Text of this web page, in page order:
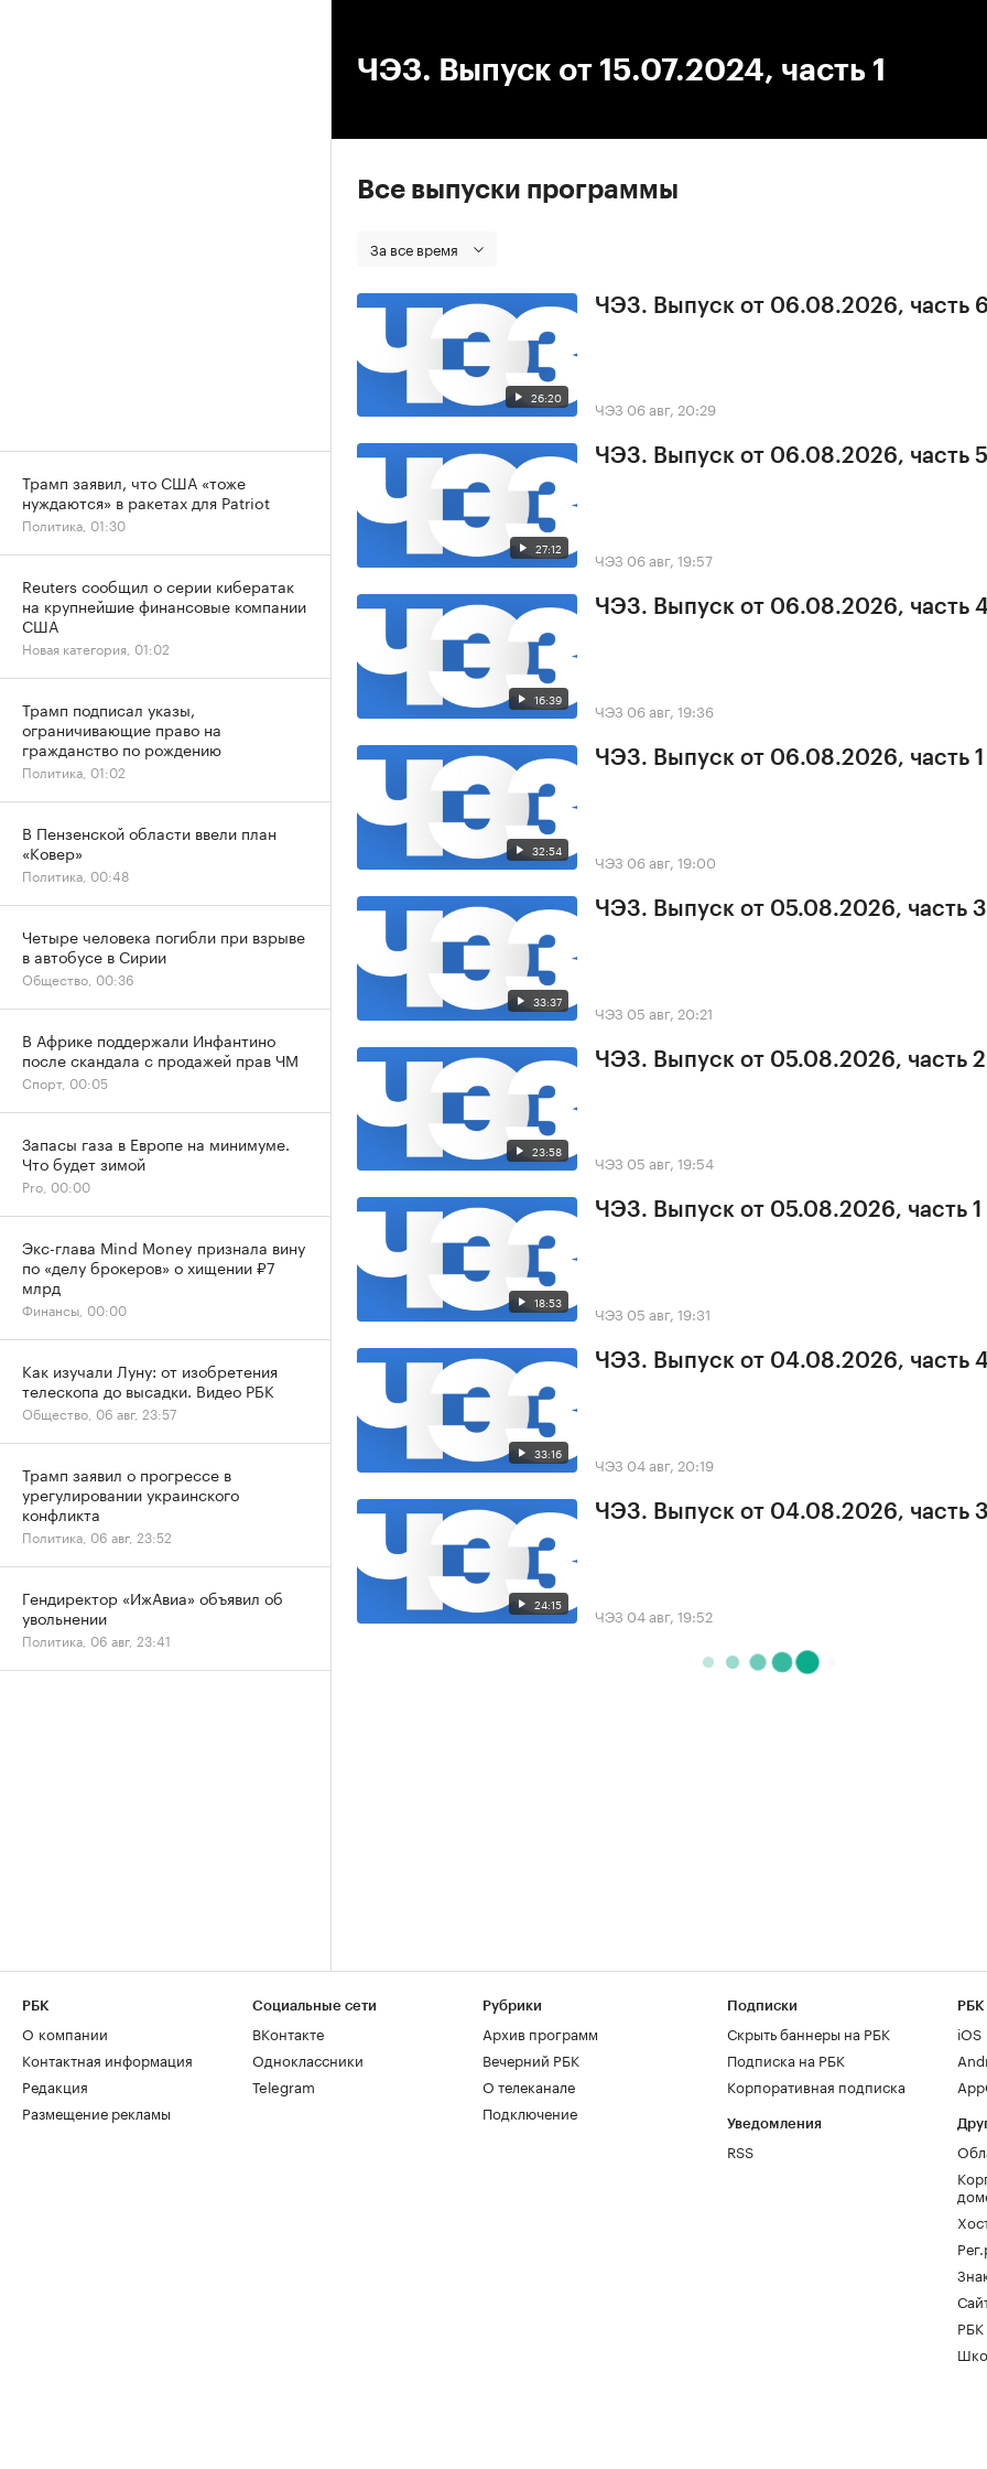
ЧЭЗ. Выпуск от 15.07.2024, часть 1
Все выпуски программы
За все время
26:20
ЧЭЗ. Выпуск от 06.08.2026, часть
ЧЭЗ 06 авг, 20:29
27:12
ЧЭЗ. Выпуск от 06.08.2026, часть 5
ЧЭЗ 06 авг, 19:57
16:39
ЧЭЗ. Выпуск от 06.08.2026, часть
ЧЭЗ 06 авг, 19:36
32:54
ЧЭЗ. Выпуск от 06.08.2026, часть 1
ЧЭЗ 06 авг, 19:00
33:37
ЧЭЗ. Выпуск от 05.08.2026, часть 3
ЧЭЗ 05 авг, 20:21
23:58
ЧЭЗ. Выпуск от 05.08.2026, часть 2
ЧЭЗ 05 авг, 19:54
18:53
ЧЭЗ. Выпуск от 05.08.2026, часть 1
ЧЭЗ 05 авг, 19:31
33:16
ЧЭЗ. Выпуск от 04.08.2026, часть
ЧЭЗ 04 авг, 20:19
24:15
ЧЭЗ. Выпуск от 04.08.2026, часть
ЧЭЗ 04 авг, 19:52
Трамп заявил, что США «тоже
нуждаются» в ракетах для Patriot
Политика, 01:30
Reuters сообщил о серии кибератак
на крупнейшие финансовые компании
США
Новая категория, 01:02
Трамп подписал указы,
ограничивающие право на
гражданство по рождению
Политика, 01:02
В Пензенской области ввели план
«Ковер»
Политика, 00:48
Четыре человека погибли при взрыве
в автобусе в Сирии
Общество, 00:36
В Африке поддержали Инфантино
после скандала с продажей прав ЧМ
Спорт, 00:05
Запасы газа в Европе на минимуме.
Что будет зимой
Pro, 00:00
Экс-глава Mind Money признала вину
по «делу брокеров» о хищении ₽7
млрд
Финансы, 00:00
Как изучали Луну: от изобретения
телескопа до высадки. Видео РБК
Общество, 06 авг, 23:57
Трамп заявил о прогрессе в
урегулировании украинского
конфликта
Политика, 06 авг, 23:52
Гендиректор «ИжАвиа» объявил об
увольнении
Политика, 06 авг, 23:41
РБК
О компании
Контактная информация
Редакция
Размещение рекламы
Социальные сети
ВКонтакте
Одноклассники
Telegram
Рубрики
Архив программ
Вечерний РБК
О телеканале
Подключение
Подписки
Скрыть баннеры на РБК
Подписка на РБК
Корпоративная подписка
Уведомления
RSS
РБК
iOS